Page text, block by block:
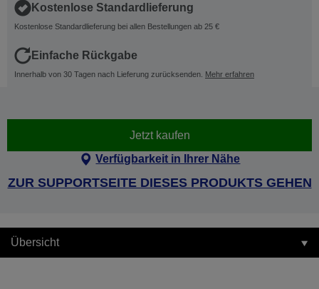
Kostenlose Standardlieferung
Kostenlose Standardlieferung bei allen Bestellungen ab 25 €
Einfache Rückgabe
Innerhalb von 30 Tagen nach Lieferung zurücksenden. Mehr erfahren
Jetzt kaufen
Verfügbarkeit in Ihrer Nähe
ZUR SUPPORTSEITE DIESES PRODUKTS GEHEN
Übersicht